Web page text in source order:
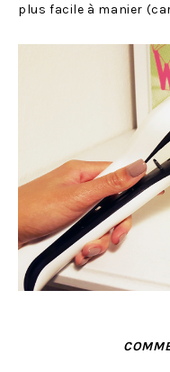
plus facile à manier